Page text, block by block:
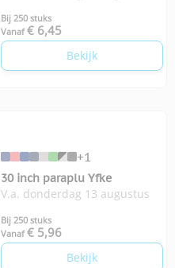
Bij 250 stuks
Vanaf € 6,45
Bekijk
+1
30 inch paraplu Yfke
V.a. donderdag 13 augustus
Bij 250 stuks
Vanaf € 5,96
Bekijk